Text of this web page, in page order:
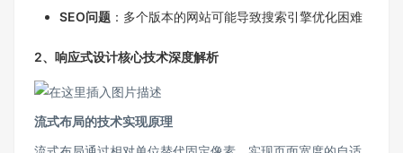
SEO问题 ：多个版本的网站可能导致搜索引擎优化困难
2、响应式设计核心技术深度解析
流式布局的技术实现原理